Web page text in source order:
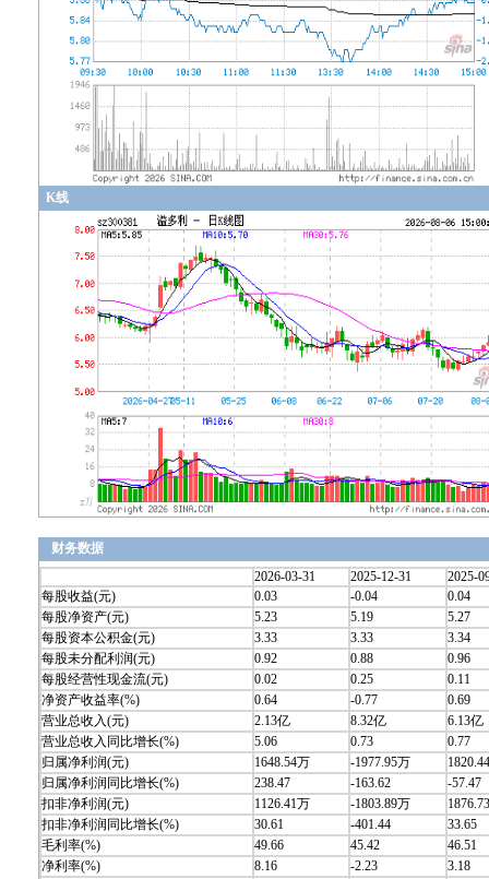
K线
财务数据
2026-03-31
2025-12-31
2025-
每股收益(元)
0.03 -0.04
0.04
每股净资产(元)
5.23 5.19
5.27
每股资本公积金(元)
3.33 3.33
3.34
每股未分配利润(元)
0.92 0.88
0.96
每股经营性现金流(元)
0.02 0.25
0.11
净资产收益率(%)
0.64 -0.77
0.69
营业总收入(元)
2.13亿 8.32亿
6.13亿
营业总收入同比增长(%)
5.06 0.73
0.77
归属净利润(元)
1648.54万 -1977.95万
归属净利润同比增长(%)
238.47 -163.62
-57.47
扣非净利润(元)
1126.41万 -1803.89万
扣非净利润同比增长(%)
30.61 -401.44
33.65
毛利率(%)
49.66 45.42
46.51
净利率(%)
8.16 -2.23
3.18